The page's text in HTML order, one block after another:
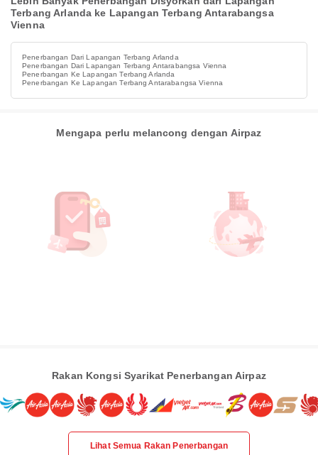
Terbang Arlanda ke Lapangan Terbang Antarabangsa
Vienna
Penerbangan Dari Lapangan Terbang Arlanda
Penerbangan Dari Lapangan Terbang Antarabangsa Vienna
Penerbangan Ke Lapangan Terbang Arlanda
Penerbangan Ke Lapangan Terbang Antarabangsa Vienna
Mengapa perlu melancong dengan Airpaz
Rakan Kongsi Syarikat Penerbangan Airpaz
Lihat Semua Rakan Penerbangan